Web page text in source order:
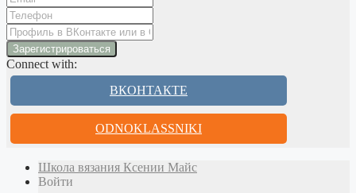
Connect with:
ВКОНТАКТЕ
ODNOKLASSNIKI
Школа вязания Ксении Майс
Войти